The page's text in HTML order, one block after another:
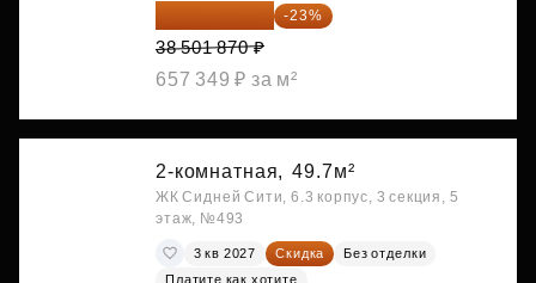
29 646 440 ₽ -23%
38 501 870 ₽
657 349 ₽ за м²
2-комнатная, 49.7м²
ЖК Сидней Сити, 6.3 корпус, 3 секция, 5
этаж, №493
3 кв 2027 Скидка
Без отделки
Платите как хотите